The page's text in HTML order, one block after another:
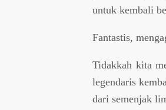
untuk kembali
Fantastis,
Tidakkah kita
legendaris
dari semenjak